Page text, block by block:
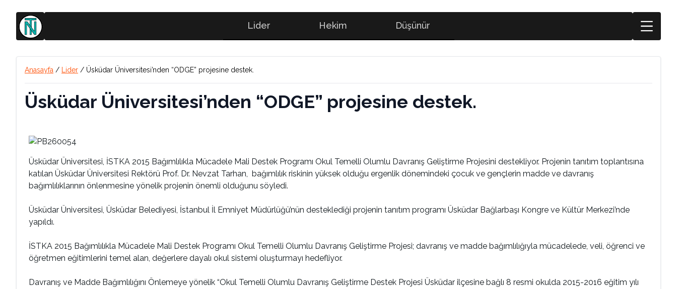
Lider Hekim Düşünür
Anasayfa / Lider / Üsküdar Üniversitesi’nden “ODGE” projesine destek.
Üsküdar Üniversitesi’nden “ODGE” projesine destek.
Üsküdar Üniversitesi, İSTKA 2015 Bağımlılıkla Mücadele Mali Destek Programı Okul Temelli Olumlu Davranış Geliştirme Projesini destekliyor. Projenin tanıtım toplantısına
katılan Üsküdar Üniversitesi Rektörü Prof. Dr. Nevzat Tarhan, bağımlılık riskinin yüksek olduğu ergenlik dönemindeki çocuk ve gençlerin madde ve davranış
bağımlılıklarının önlenmesine yönelik projenin önemli olduğunu söyledi.
Üsküdar Üniversitesi, Üsküdar Belediyesi, İstanbul İl Emniyet Müdürlüğü’nün desteklediği projenin tanıtım programı Üsküdar Bağlarbaşı Kongre ve Kültür Merkezi’nde
yapıldı.
İSTKA 2015 Bağımlılıkla Mücadele Mali Destek Programı Okul Temelli Olumlu Davranış Geliştirme Projesi; davranış ve madde bağımlılığıyla mücadelede, veli, öğrenci ve
öğretmen eğitimlerini temel alan, değerlere dayalı okul sistemi oluşturmayı hedefliyor.
Davranış ve Madde Bağımlılığını Önlemeye yönelik “Okul Temelli Olumlu Davranış Geliştirme Destek Projesi Üsküdar ilçesine bağlı 8 resmi okulda 2015-2016 eğitim yılı